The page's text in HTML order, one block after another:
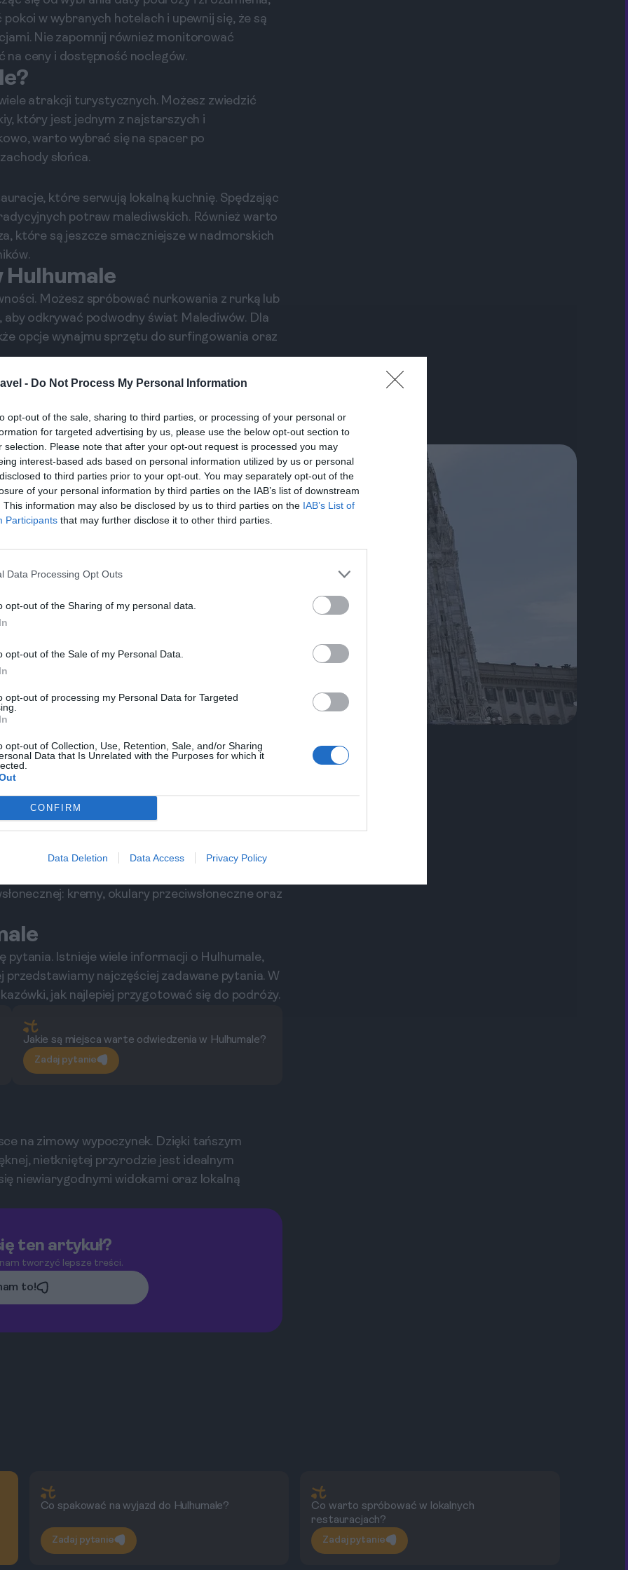
- Do Not Process My Personal Information
opt-out of the sale, sharing to third parties, or processing of your personal or
for targeted advertising by us, please use the below opt-out section to
selection. Please note that after your opt-out request is processed you may
interest-based ads based on personal information utilized by us or personal
to third parties prior to your opt-out. You may separately opt-out of the
of your personal information by third parties on the IAB’s list of downstream
This information may also be disclosed by us to third parties on the IAB’s List of
Participants that may further disclose it to other third parties.
Data Processing Opt Outs
opt-out of the Sharing of my personal data.
opt-out of the Sale of my Personal Data.
opt-out of processing my Personal Data for Targeted
opt-out of Collection, Use, Retention, Sale, and/or Sharing
Data that Is Unrelated with the Purposes for which it
CONFIRM
Data Deletion Data Access Privacy Policy
w wybranych hotelach i upewnij się, że są
Nie zapomnij również monitorować
na ceny i dostępność noclegów.
atrakcji turystycznych. Możesz zwiedzić
który jest jednym z najstarszych i
warto wybrać się na spacer po
słońca.
które serwują lokalną kuchnię. Spędzając
potraw malediwskich. Również warto
które są jeszcze smaczniejsze w nadmorskich
Hulhumale
Możesz spróbować nurkowania z rurką lub
odkrywać podwodny świat Malediwów. Dla
opcje wynajmu sprzętu do surfingowania oraz
Malediwach. Możesz wybrać się na wycieczki
Zdecydowanie warto doświadczyć
Cię natury.
i
wyjazd do Hulhumale
decyzja! Oto kilka wskazówek, które sprawią, że
pierwsze, sprawdź lokalne przepisy
niespodzianek. Po drugie, pamiętaj o
do klimatu Malediwów.
na wysokie temperatury. Na Malediwach
akwariowe, aby móc chodzenie po
kremy, okulary przeciwsłoneczne oraz
pytania. Istnieje wiele informacji o Hulhumale,
najczęściej zadawane pytania. W
jak najlepiej przygotować się do podróży.
Jakie są miejsca warte odwiedzenia w Hulhumale?
Zadaj pytanie
na zimowy wypoczynek. Dzięki tańszym
nietkniętej przyrodzie jest idealnym
niewiarygodnymi widokami oraz lokalną
ten artykuł?
tworzyć lepsze treści.
to!
Co spakować na wyjazd do Hulhumale?
Zadaj pytanie
Co warto spróbować w lokalnych
restauracjach?
Zadaj pytanie